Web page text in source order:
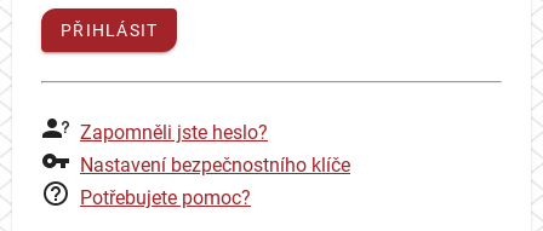
PŘIHLÁSIT
Zapomněli jste heslo?
Nastavení bezpečnostního klíče
Potřebujete pomoc?